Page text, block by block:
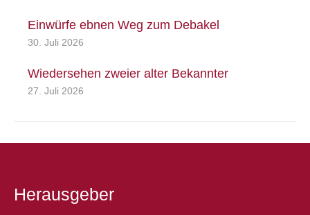
Einwürfe ebnen Weg zum Debakel
30. Juli 2026
Wiedersehen zweier alter Bekannter
27. Juli 2026
Herausgeber